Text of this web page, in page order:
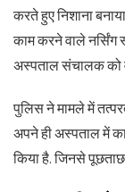
करते हुए निशाना
काम करने वाले नर्सिंग
अस्पताल संचालक को
पुलिस ने मामले में
अपने ही अस्पताल में
किया है. जिनसे पूछताछ